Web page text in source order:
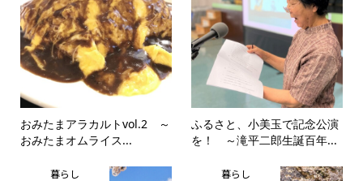
おみたまアラカルトvol.2 ～
おみたまオムライス...
ふるさと、小美玉で記念公演
を！ ～滝平二郎生誕百年...
暮らし 暮らし